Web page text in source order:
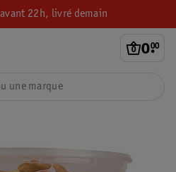
22h, livré demain
0.
00